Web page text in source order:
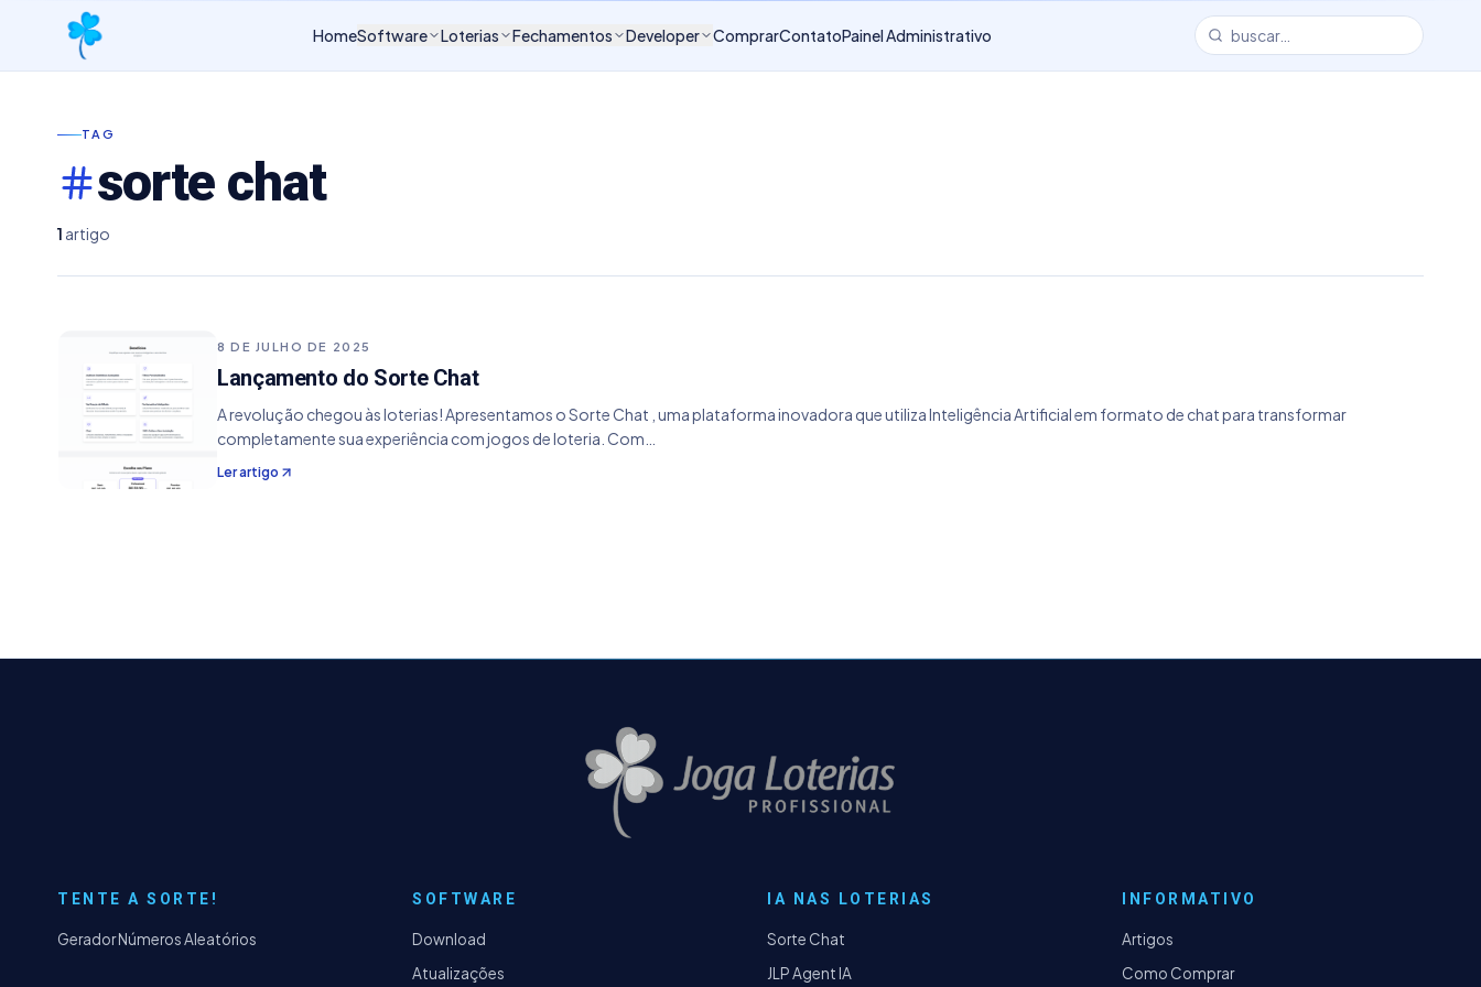
HomeSoftware Loterias Fechamentos Developer ComprarContatoPainel Administrativo
TAG
sorte chat
1 artigo
8 DE JULHO DE 2025
Lançamento do Sorte Chat
A revolução chegou às loterias! Apresentamos o Sorte Chat , uma plataforma inovadora que utiliza Inteligência Artificial em formato de chat para transformar
completamente sua experiência com jogos de loteria. Com…
Ler artigo
TENTE A SORTE!
Gerador Números Aleatórios
SOFTWARE
Download
Atualizações
IA NAS LOTERIAS
Sorte Chat
JLP Agent IA
INFORMATIVO
Artigos
Como Comprar